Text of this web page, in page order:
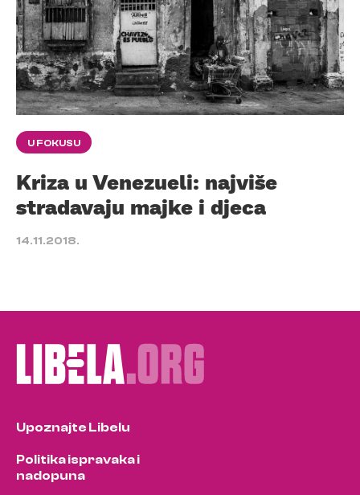
U FOKUSU
Kriza u Venezueli: najviše
stradavaju majke i djeca
14.11.2018.
Upoznajte Libelu
Politika ispravaka i
nadopuna